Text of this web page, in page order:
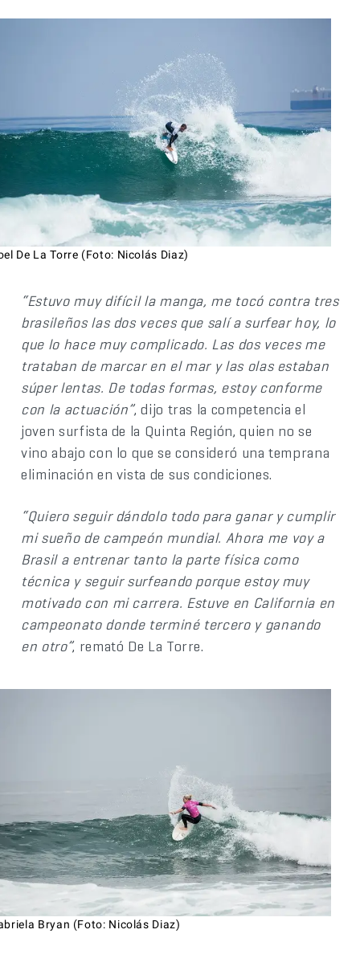
De La Torre (Foto: Nicolás Diaz)
“Estuvo muy difícil la manga, me tocó contra tres
brasileños las dos veces que salí a surfear hoy, lo
que lo hace muy complicado. Las dos veces me
trataban de marcar en el mar y las olas estaban
súper lentas. De todas formas, estoy conforme
con la actuación”, dijo tras la competencia el
joven surfista de la Quinta Región, quien no se
vino abajo con lo que se consideró una temprana
eliminación en vista de sus condiciones.
“Quiero seguir dándolo todo para ganar y cumplir
mi sueño de campeón mundial. Ahora me voy a
Brasil a entrenar tanto la parte física como
técnica y seguir surfeando porque estoy muy
motivado con mi carrera. Estuve en California en
campeonato donde terminé tercero y ganando
en otro”, remató De La Torre.
Bryan (Foto: Nicolás Diaz)